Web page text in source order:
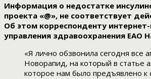
Информация о недостатке
проекта «@», не соответствует
Об этом корреспонденту
управления здравоохранения ЕАО
«Я лично обзвонила сегодня все
Новорапид, на который в статье
которое нам было предъявлено к